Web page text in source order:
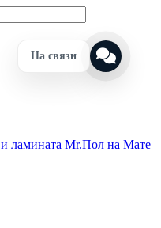
На связи